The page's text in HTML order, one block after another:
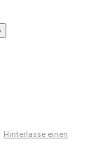
Hinterlasse einen